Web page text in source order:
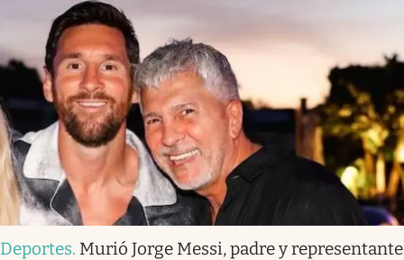
Deportes. Murió Jorge Messi, padre y representante